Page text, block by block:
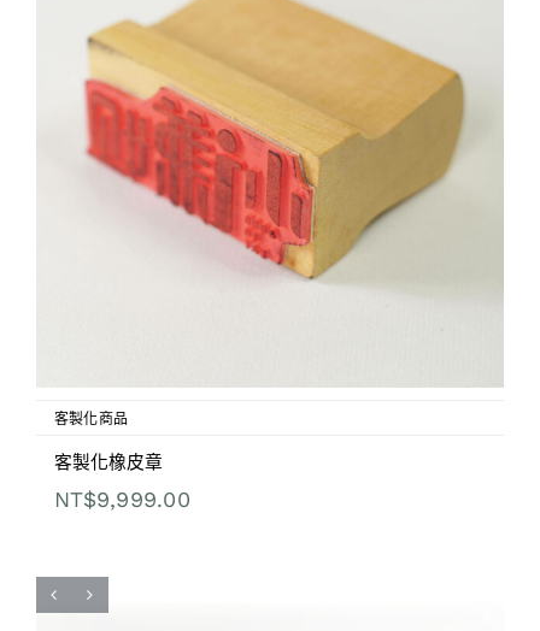
客製化商品
客製化橡皮章
NT$9,999.00